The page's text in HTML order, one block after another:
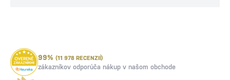
99% (11 978 RECENZIÍ)
zákazníkov odporúča nákup v našom obchode